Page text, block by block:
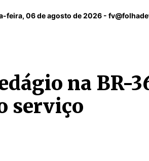
feira, 06 de agosto de 2026 -
na BR-
serviço